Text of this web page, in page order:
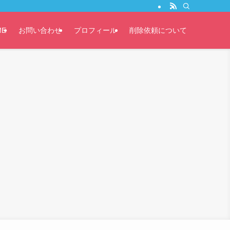
お問い合わせ プロフィール 削除依頼について